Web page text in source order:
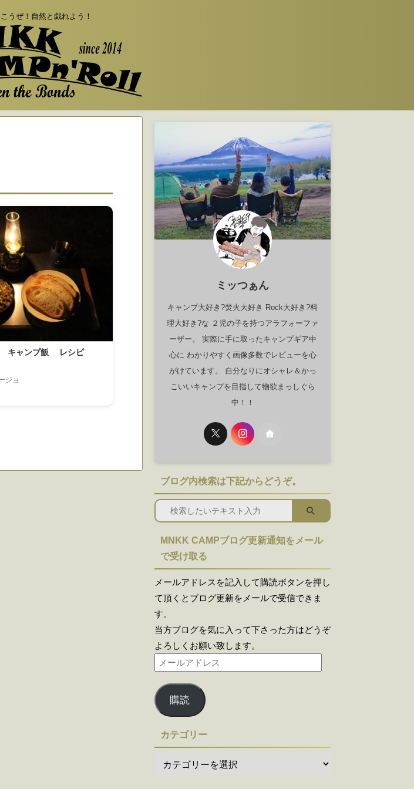
ぜ！自然と戯れよう！
キャンプ飯 レシピ
ジョ
ミッつぁん
キャンプ大好き?焚火大好き Rock大好き?料
理大好き?な ２児の子を持つアラフォーファ
ーザー。 実際に手に取ったキャンプギア中
心に わかりやすく画像多数でレビューを心
がけています。 自分なりにオシャレ＆かっ
こいいキャンプを目指して物欲まっしぐら
中！！
ブログ内検索は下記からどうぞ。
MNKK CAMPブログ更新通知をメール
で受け取る
メールアドレスを記入して購読ボタンを押し
て頂くとブログ更新をメールで受信できま
す。
当方ブログを気に入って下さった方はどうぞ
よろしくお願い致します。
購読
カテゴリー